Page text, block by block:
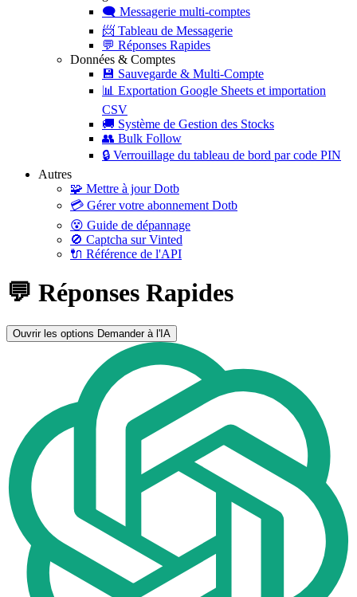
🗨️ Messagerie multi-comptes
📨 Tableau de Messagerie
💬 Réponses Rapides
Données & Comptes
💾 Sauvegarde & Multi-Compte
📊 Exportation Google Sheets et importation
CSV
🚚 Système de Gestion des Stocks
👥 Bulk Follow
🔒 Verrouillage du tableau de bord par code PIN
Autres
🧩 Mettre à jour Dotb
💳 Gérer votre abonnement Dotb
😵 Guide de dépannage
🚫 Captcha sur Vinted
🔌 Référence de l'API
💬 Réponses Rapides
Ouvrir les options Demander à l'IA